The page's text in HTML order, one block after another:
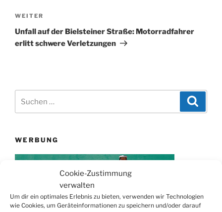
Cookie-Zustimmung
verwalten
Um dir ein optimales Erlebnis zu bieten, verwenden wir Technologien
wie Cookies, um Geräteinformationen zu speichern und/oder darauf
Nächster
Beitrag
WEITER
Unfall auf der Bielsteiner Straße: Motorradfahrer
erlitt schwere Verletzungen
WERBUNG